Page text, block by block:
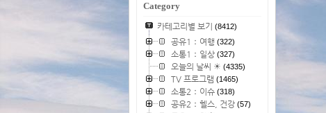
Category
카테고리별 보기 (8412)
공유1：여행 (322)
소통1：일상(327)
오늘의 날씨 ☀ (4335)
TV 프로그램 (1465)
소통2：이슈(318)
공유2：헬스, 건강(57)